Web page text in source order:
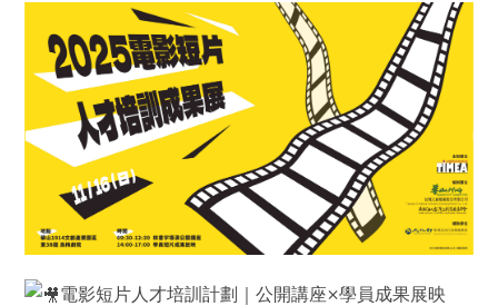
電影短片人才培訓計劃｜公開講座×學員成果展映